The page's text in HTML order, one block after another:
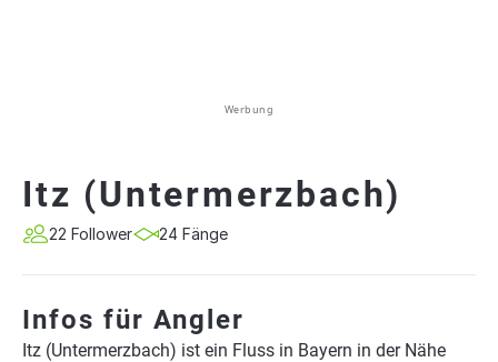
Werbung
Itz (Untermerzbach)
22 Follower 24 Fänge
Infos für Angler
Itz (Untermerzbach) ist ein Fluss in Bayern in der Nähe